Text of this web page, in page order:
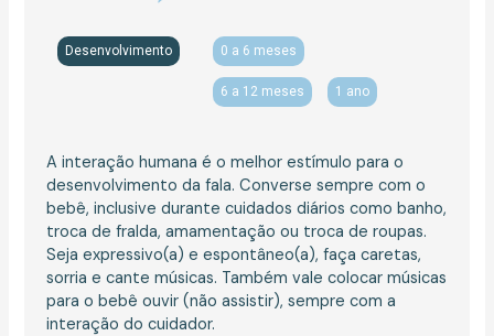
Desenvolvimento 0 a 6 meses
6 a 12 meses 1 ano
A interação humana é o melhor estímulo para o
desenvolvimento da fala. Converse sempre com o
bebê, inclusive durante cuidados diários como banho,
troca de fralda, amamentação ou troca de roupas.
Seja expressivo(a) e espontâneo(a), faça caretas,
sorria e cante músicas. Também vale colocar músicas
para o bebê ouvir (não assistir), sempre com a
interação do cuidador.